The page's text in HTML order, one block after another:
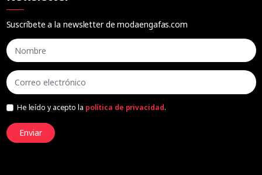
Suscríbete a la newsletter de modaengafas.com
He leído y acepto la política de privacidad.
Enviar